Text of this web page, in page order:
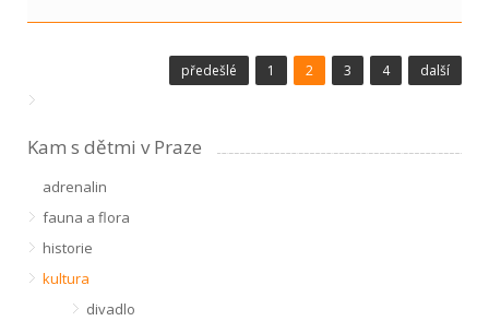
předešlé 1 2 3 4 další
Kam s dětmi v Praze
adrenalin
fauna a flora
historie
kultura
divadlo